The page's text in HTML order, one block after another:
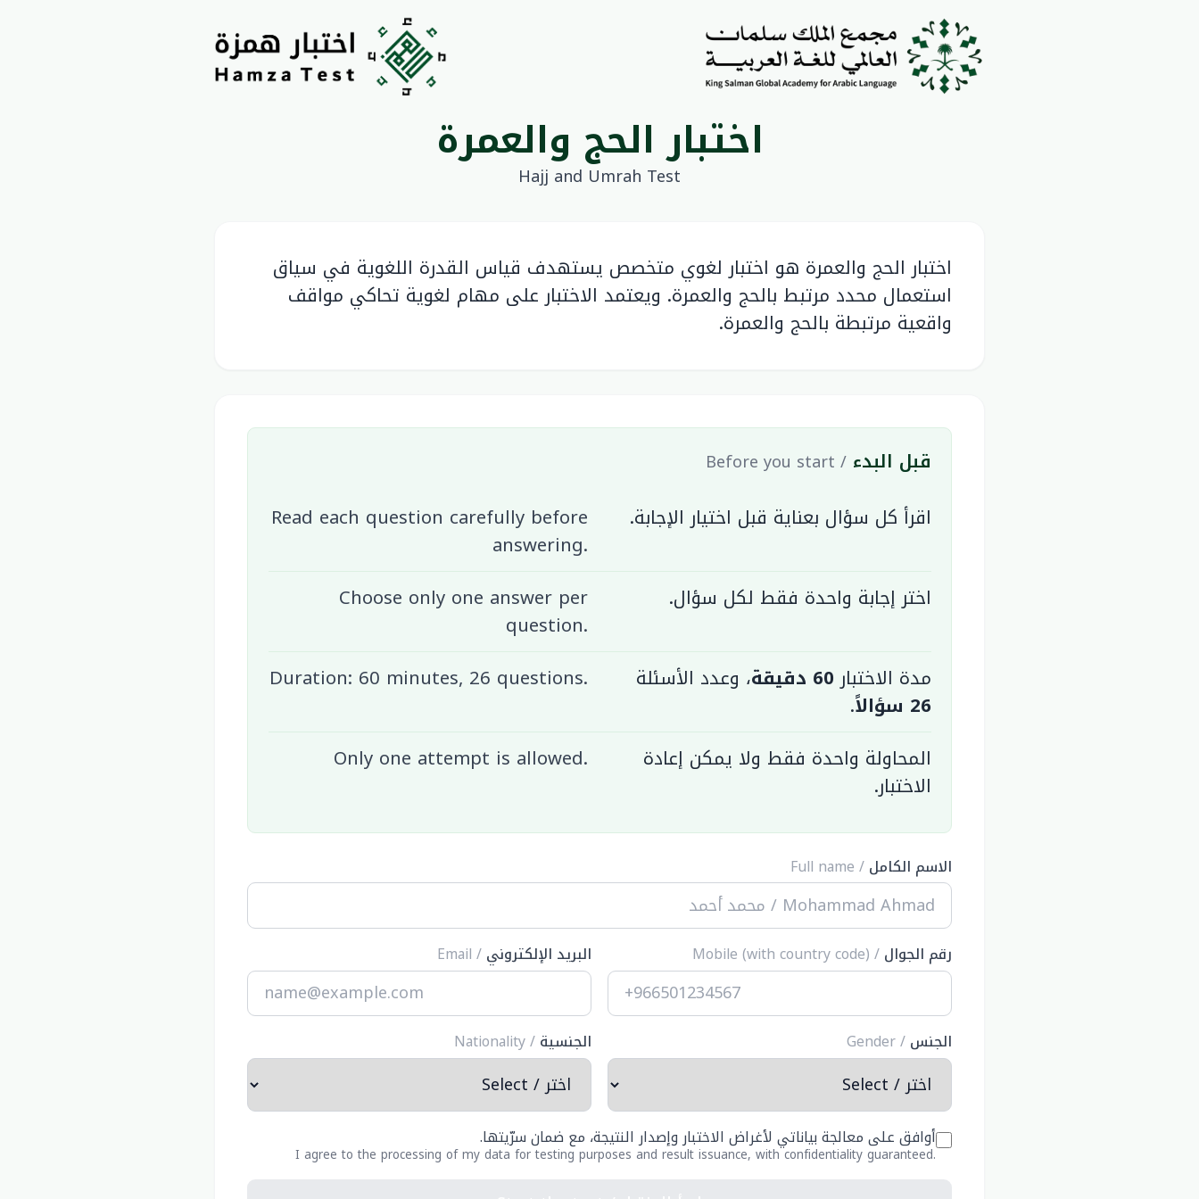
اختبار الحج والعمرة
Hajj and Umrah Test
اختبار الحج والعمرة هو اختبار لغوي متخصص يستهدف قياس القدرة اللغوية في سياق
استعمال محدد مرتبط بالحج والعمرة. ويعتمد الاختبار على مهام لغوية تحاكي مواقف
واقعية مرتبطة بالحج والعمرة.
قبل البدء / Before you start
اقرأ كل سؤال بعناية قبل اختيار الإجابة.
Read each question carefully before
answering.
اختر إجابة واحدة فقط لكل سؤال.
Choose only one answer per
question.
مدة الاختبار 60 دقيقة
، وعدد الأسئلة
26 سؤالاً
.
Duration: 60 minutes, 26 questions.
المحاولة واحدة فقط ولا يمكن إعادة
الاختبار.
Only one attempt is allowed.
الاسم الكامل / Full name
رقم الجوال / Mobile (with country code) البريد الإلكتروني / Email
الجنس / Gender الجنسية / Nationality
أوافق على معالجة بياناتي لأغراض الاختبار وإصدار النتيجة، مع ضمان سرّيتها.
I agree to the processing of my data for testing purposes and result issuance, with confidentiality guaranteed.